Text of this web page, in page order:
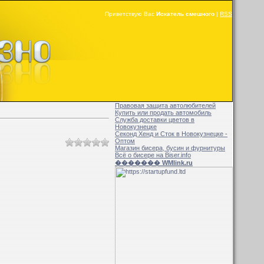
Приветствую Вас Искатель смешного | RSS
Правовая защита автолюбителей
Купить или продать автомобиль
Служба доставки цветов в
Новокузнецке
Секонд Хенд и Сток в Новокузнецке -
Оптом
Магазин бисера, бусин и фурнитуры
Всё о бисере на Biser.info
������� WMlink.ru